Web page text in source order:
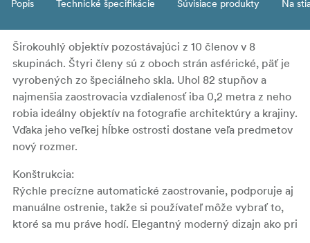
Popis Technické špecifikácie Súvisiace produkty Na
Širokouhlý objektív pozostávajúci z 10 členov v 8
skupinách. Štyri členy sú z oboch strán asférické, päť je
vyrobených zo špeciálneho skla. Uhol 82 stupňov a
najmenšia zaostrovacia vzdialenosť iba 0,2 metra z neho
robia ideálny objektív na fotografie architektúry a krajiny.
Vďaka jeho veľkej hĺbke ostrosti dostane veľa predmetov
nový rozmer.
Konštrukcia:
Rýchle precízne automatické zaostrovanie, podporuje aj
manuálne ostrenie, takže si používateľ môže vybrať to,
ktoré sa mu práve hodí. Elegantný moderný dizajn ako pri